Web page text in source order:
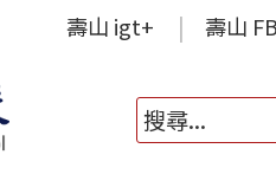
壽山 igt+ 壽山 FB